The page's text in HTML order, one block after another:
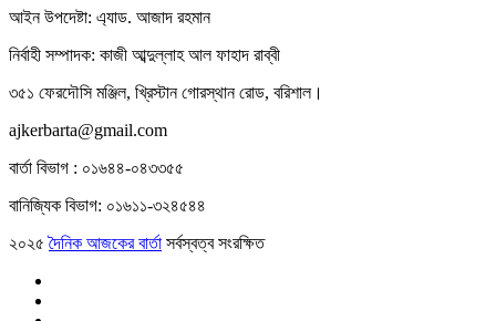
আইন উপদেষ্টা: এ্যাড. আজাদ রহমান
নির্বাহী সম্পাদক: কাজী আব্দুল্লাহ আল ফাহাদ রাব্বী
৩৫১ ফেরদৌসি মঞ্জিল, খ্রিস্টান গোরস্থান রোড, বরিশাল।
ajkerbarta@gmail.com
বার্তা বিভাগ : ০১৬৪৪-০৪৩৩৫৫
বানিজ্যিক বিভাগ: ০১৬১১-৩২৪৫৪৪
২০২৫দৈনিক আজকের বার্তা সর্বস্বত্ব সংরক্ষিত